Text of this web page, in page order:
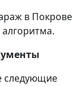
в Покрове
следующие